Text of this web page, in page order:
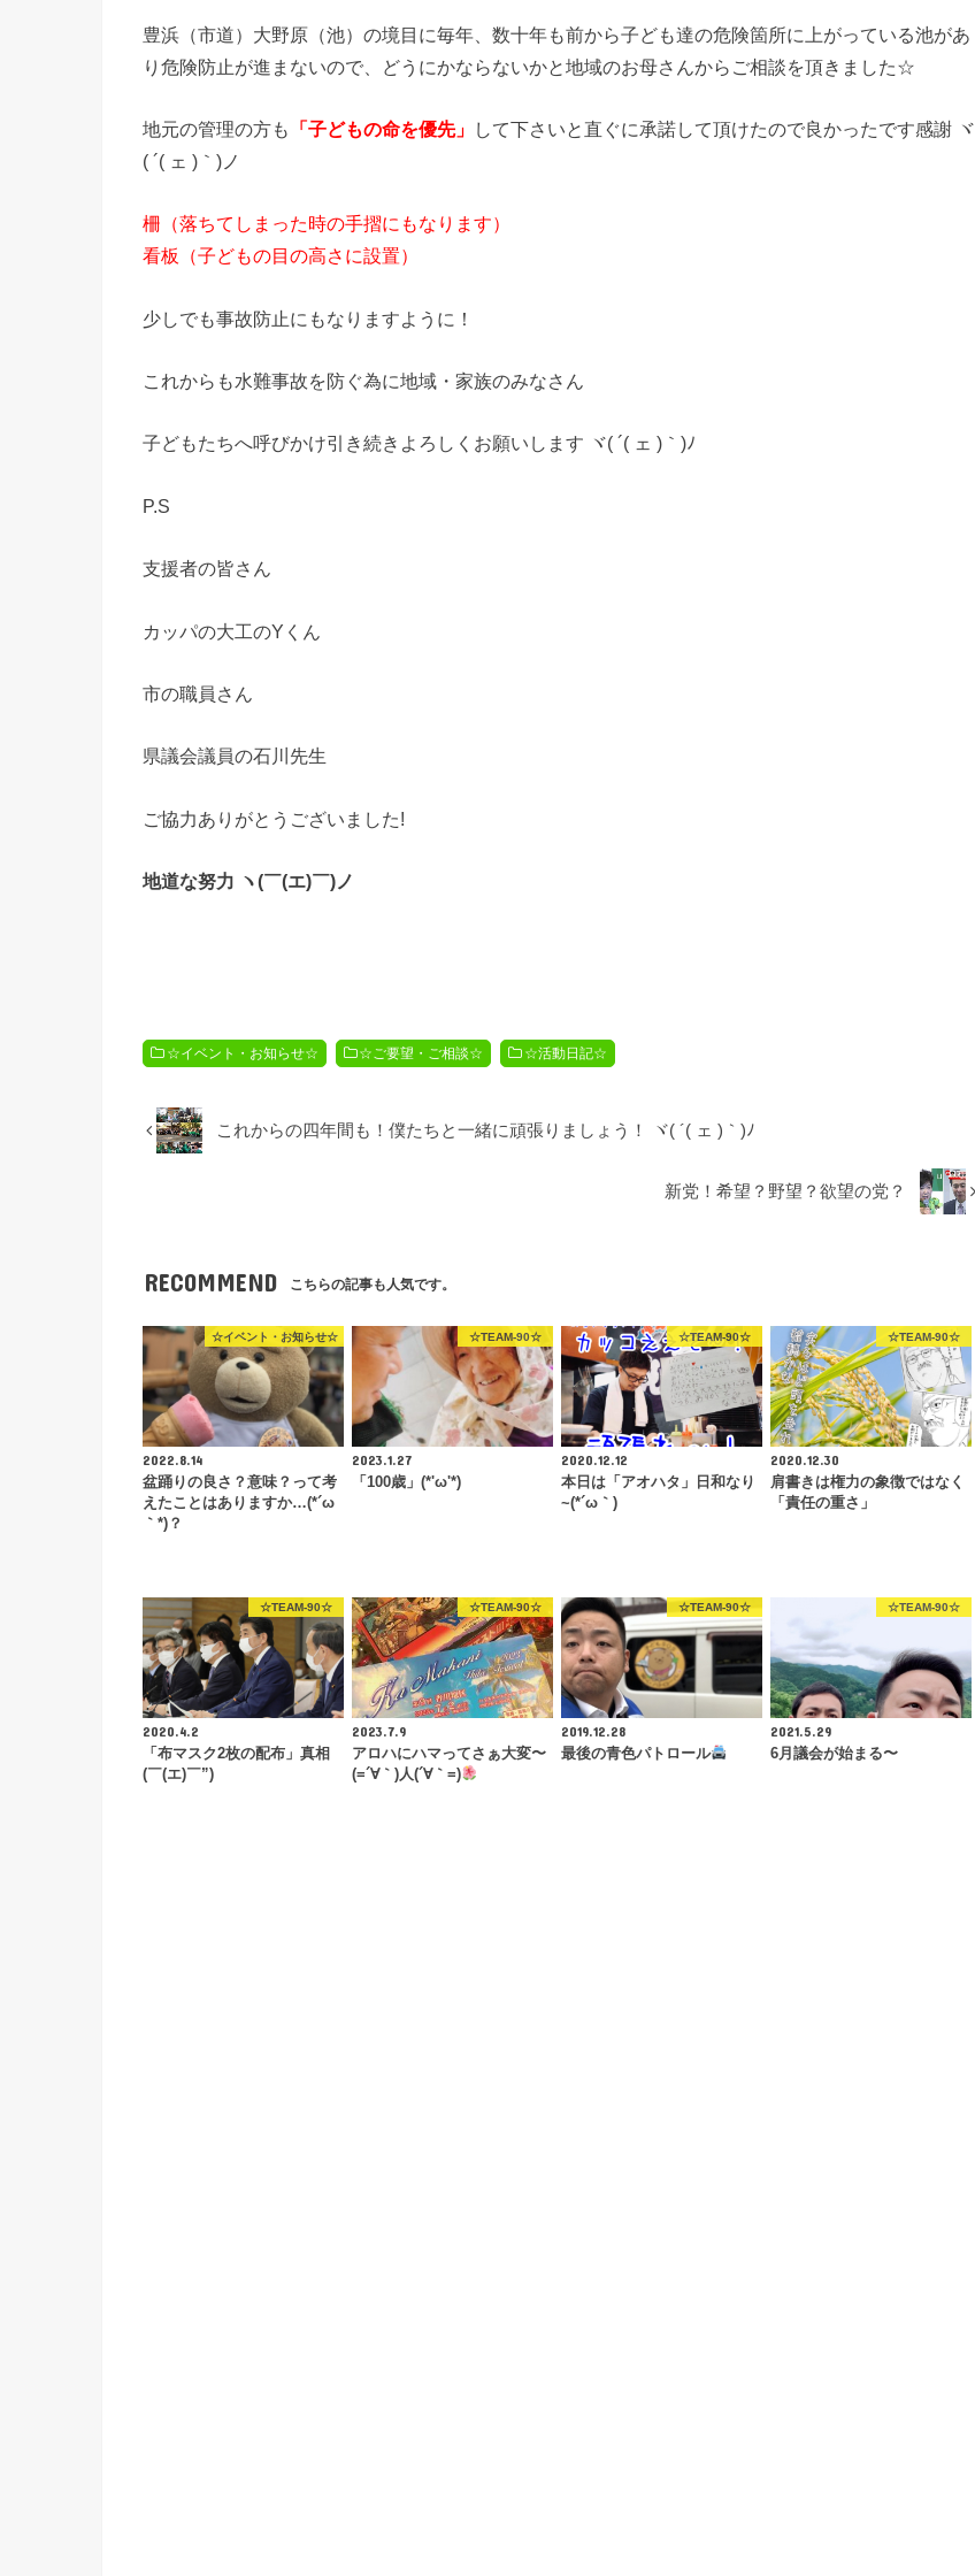
豊浜（市道）大野原（池）の境目に毎年、数十年も前から子ども達の危険箇所に上がっている池があ
り危険防止が進まないので、どうにかならないかと地域のお母さんからご相談を頂きました☆
地元の管理の方も 「子どもの命を優先」
して下さいと直ぐに承諾して頂けたので良かったです感謝 ヾ
( ´( ェ )｀)ノ
柵（落ちてしまった時の手摺にもなります）
看板（子どもの目の高さに設置）
少しでも事故防止にもなりますように！
これからも水難事故を防ぐ為に地域・家族のみなさん
子どもたちへ呼びかけ引き続きよろしくお願いします ヾ( ´( ェ )｀)ﾉ
P.S
支援者の皆さん
カッパの大工のYくん
市の職員さん
県議会議員の石川先生
ご協力ありがとうございました!
地道な努力 ヽ(￣(エ)￣)ノ
☆イベント・お知らせ☆ ☆ご要望・ご相談☆ ☆活動日記☆
これからの四年間も！僕たちと一緒に頑張りましょう！ ヾ( ´( ェ )｀)ﾉ
新党！希望？野望？欲望の党？
RECOMMEND こちらの記事も人気です。
☆イベント・お知らせ☆
2022.8.14
盆踊りの良さ？意味？って考
えたことはありますか…(*´ω
｀*)？
☆TEAM-90☆
2023.1.27
「100歳」(*'ω'*)
☆TEAM-90☆
2020.12.12
本日は「アオハタ」日和なり
~(*´ω｀)
☆TEAM-90☆
2020.12.30
肩書きは権力の象徴ではなく
「責任の重さ」
☆TEAM-90☆
2020.4.2
「布マスク2枚の配布」真相
(￣(エ)￣”)
☆TEAM-90☆
2023.7.9
アロハにハマってさぁ大変〜
(=´∀｀)人(´∀｀=)
☆TEAM-90☆
2019.12.28
最後の青色パトロール
☆TEAM-90☆
2021.5.29
6月議会が始まる〜